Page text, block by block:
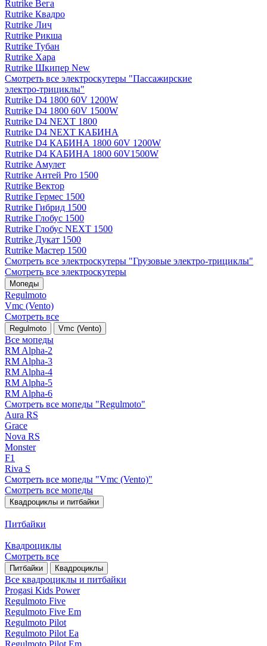
Rutrike Вега
Rutrike Квадро
Rutrike Лич
Rutrike Рикша
Rutrike Тубан
Rutrike Хара
Rutrike Шкипер New
Смотреть все электро­скутеры "Пассажирские
электро‑трициклы"
Rutrike D4 1800 60V 1200W
Rutrike D4 1800 60V 1500W
Rutrike D4 NEXT 1800
Rutrike D4 NEXT КАБИНА
Rutrike D4 КАБИНА 1800 60V 1200W
Rutrike D4 КАБИНА 1800 60V1500W
Rutrike Амулет
Rutrike Антей Pro 1500
Rutrike Вектор
Rutrike Гермес 1500
Rutrike Гибрид 1500
Rutrike Глобус 1500
Rutrike Глобус NEXT 1500
Rutrike Дукат 1500
Rutrike Мастер 1500
Смотреть все электро­скутеры "Грузовые электро‑трициклы"
Смотреть все электро­скутеры
Мопеды
Regulmoto
Vmc (Vento)
Смотреть все
Regulmoto Vmc (Vento)
Все мопеды
RM Alpha-2
RM Alpha-3
RM Alpha-4
RM Alpha-5
RM Alpha-6
Смотреть все мопеды "Regulmoto"
Aura RS
Grace
Nova RS
Monster
F1
Riva S
Смотреть все мопеды "Vmc (Vento)"
Смотреть все мопеды
Квадроциклы и питбайки
Питбайки
Квадроциклы
Смотреть все
Питбайки Квадроциклы
Все квадроциклы и питбайки
Progasi Kids Power
Regulmoto Five
Regulmoto Five Em
Regulmoto Pilot
Regulmoto Pilot Ea